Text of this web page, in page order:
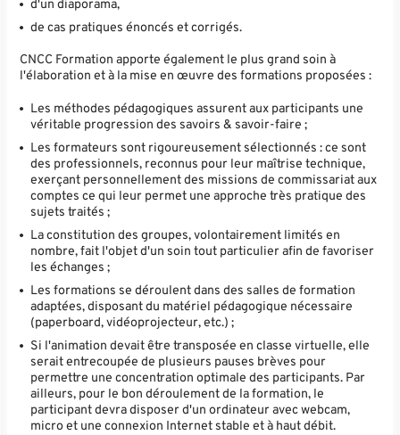
d'un diaporama,
de cas pratiques énoncés et corrigés.
CNCC Formation apporte également le plus grand soin à
l'élaboration et à la mise en œuvre des formations proposées :
Les méthodes pédagogiques assurent aux participants une
véritable progression des savoirs & savoir-faire ;
Les formateurs sont rigoureusement sélectionnés : ce sont
des professionnels, reconnus pour leur maîtrise technique,
exerçant personnellement des missions de commissariat aux
comptes ce qui leur permet une approche très pratique des
sujets traités ;
La constitution des groupes, volontairement limités en
nombre, fait l'objet d'un soin tout particulier afin de favoriser
les échanges ;
Les formations se déroulent dans des salles de formation
adaptées, disposant du matériel pédagogique nécessaire
(paperboard, vidéoprojecteur, etc.) ;
Si l'animation devait être transposée en classe virtuelle, elle
serait entrecoupée de plusieurs pauses brèves pour
permettre une concentration optimale des participants. Par
ailleurs, pour le bon déroulement de la formation, le
participant devra disposer d'un ordinateur avec webcam,
micro et une connexion Internet stable et à haut débit.